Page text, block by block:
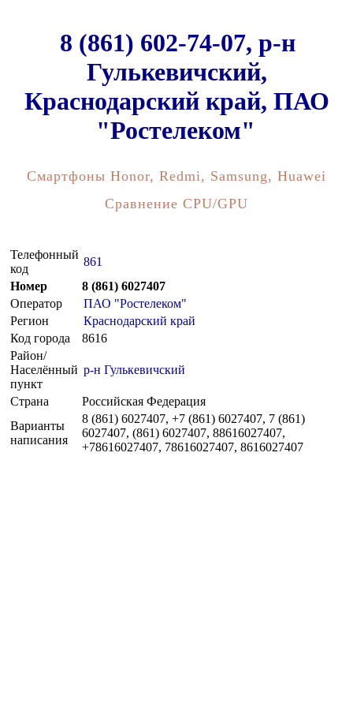
8 (861) 602-74-07, р-н
Гулькевичский,
Краснодарский край, ПАО
"Ростелеком"
Смартфоны Honor, Redmi, Samsung, Huawei
Сравнение CPU/GPU
Телефонный
код
861
Номер
8 (861) 6027407
Оператор
ПАО "Ростелеком"
Регион
Краснодарский край
Код города
8616
Район/
Населённый
пункт
р-н Гулькевичский
Страна
Российская Федерация
Варианты
написания
8 (861) 6027407, +7 (861) 6027407, 7 (861)
6027407, (861) 6027407, 88616027407,
+78616027407, 78616027407, 8616027407